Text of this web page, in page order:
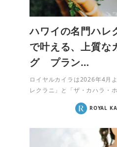
ハワイの名門ハレ
で叶える、上質な
グ プラン…
ロイヤルカイラは2026年4月
レクラニ」と「ザ・カハラ・
ROYAL